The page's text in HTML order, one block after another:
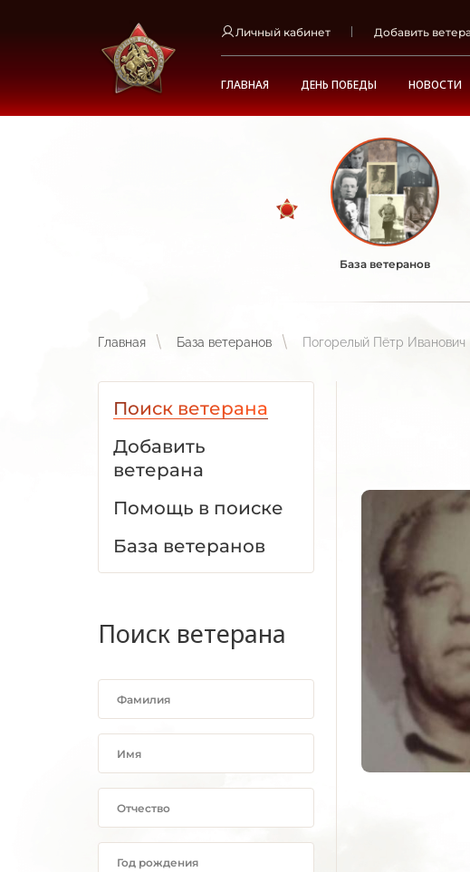
Личный кабинет Добавить
ГЛАВНАЯ ДЕНЬ ПОБЕДЫ НОВОСТИ
База ветеранов
Главная База ветеранов Погорелый Пётр Иванович
Поиск ветерана
Добавить
ветерана
Помощь в поиске
База ветеранов
Поиск ветерана